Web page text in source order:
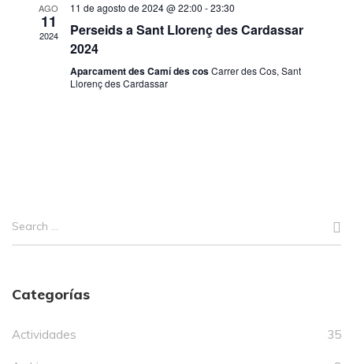
AGO
11
2024
11 de agosto de 2024 @ 22:00 -23:30
Perseids a Sant Llorenç des Cardassar
2024
Aparcament des Camí des cosCarrer des Cos, Sant
Llorenç des Cardassar
Categorías
Actividades 35